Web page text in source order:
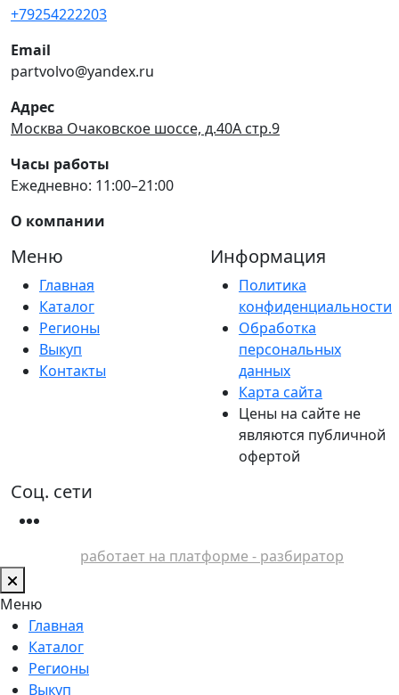
+79254222203
Email
partvolvo@yandex.ru
Адрес
Москва Очаковское шоссе, д.40А стр.9
Часы работы
Ежедневно: 11:00–21:00
О компании
Меню
Главная
Каталог
Регионы
Выкуп
Контакты
Информация
Политика
конфиденциальности
Обработка
персональных
данных
Карта сайта
Цены на сайте не
являются публичной
офертой
Соц. сети
работает на платформе - разбиратор
Меню
Главная
Каталог
Регионы
Выкуп